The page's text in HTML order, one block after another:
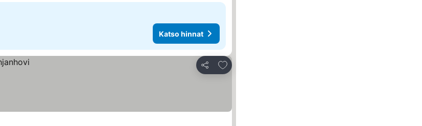
Katso hinnat
Jaa
Lisää suosikkeihin